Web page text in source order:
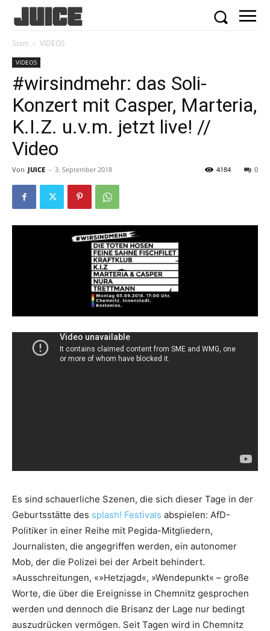
Start VIDEOS
VIDEOS
#wirsindmehr: das Soli-
Konzert mit Casper, Marteria,
K.I.Z. u.v.m. jetzt live! //
Video
Von JUICE - 3. September 2018 0
4184
Es sind schauerliche Szenen, die sich dieser Tage in der
Geburtsstätte des splash! Festivals abspielen: AfD-
Politiker in einer Reihe mit Pegida-Mitgliedern,
Journalisten, die angegriffen werden, ein autonomer
Mob, der die Polizei bei der Arbeit behindert.
»Ausschreitungen, «»Hetzjagd«, »Wendepunkt« – große
Worte, die über die Ereignisse in Chemnitz gesprochen
werden und dennoch die Brisanz der Lage nur bedingt
auszudrücken vermögen. Seit Tagen wird in Chemnitz